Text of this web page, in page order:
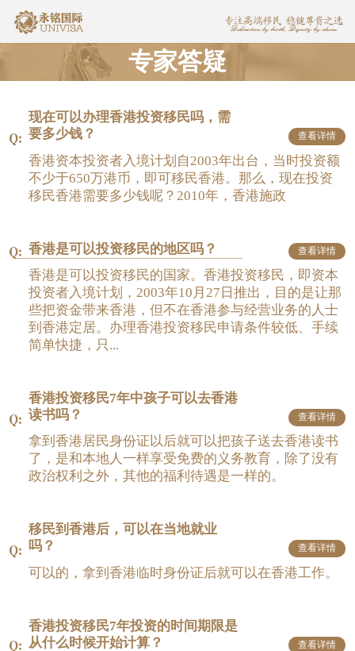
专家答疑
现在可以办理香港投资移民吗，需
要多少钱？
查看详情
香港资本投资者入境计划自2003年出台，当时投资额
不少于650万港币，即可移民香港。那么，现在投资
移民香港需要多少钱呢？2010年，香港施政
香港是可以投资移民的地区吗？ 查看详情
香港是可以投资移民的国家。香港投资移民，即资本
投资者入境计划，2003年10月27日推出，目的是让那
些把资金带来香港，但不在香港参与经营业务的人士
到香港定居。办理香港投资移民申请条件较低、手续
简单快捷，只...
香港投资移民7年中孩子可以去香港
读书吗？
查看详情
拿到香港居民身份证以后就可以把孩子送去香港读书
了，是和本地人一样享受免费的义务教育，除了没有
政治权利之外，其他的福利待遇是一样的。
移民到香港后，可以在当地就业
吗？
查看详情
可以的，拿到香港临时身份证后就可以在香港工作。
香港投资移民7年投资的时间期限是
从什么时候开始计算？
查看详情